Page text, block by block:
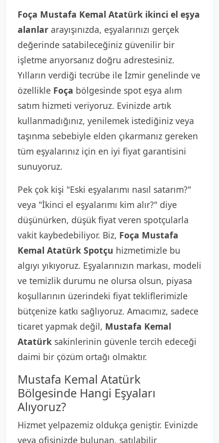
Foça Mustafa Kemal Atatürk ikinci el eşya
alanlar arayışınızda, eşyalarınızı gerçek
değerinde satabileceğiniz güvenilir bir
işletme arıyorsanız doğru adrestesiniz.
Yılların verdiği tecrübe ile İzmir genelinde ve
özellikle Foça bölgesinde spot eşya alım
satım hizmeti veriyoruz. Evinizde artık
kullanmadığınız, yenilemek istediğiniz veya
taşınma sebebiyle elden çıkarmanız gereken
tüm eşyalarınız için en iyi fiyat garantisini
sunuyoruz.
Pek çok kişi "Eski eşyalarımı nasıl satarım?"
veya "İkinci el eşyalarımı kim alır?" diye
düşünürken, düşük fiyat veren spotçularla
vakit kaybedebiliyor. Biz, Foça Mustafa
Kemal Atatürk Spotçu hizmetimizle bu
algıyı yıkıyoruz. Eşyalarınızın markası, modeli
ve temizlik durumu ne olursa olsun, piyasa
koşullarının üzerindeki fiyat tekliflerimizle
bütçenize katkı sağlıyoruz. Amacımız, sadece
ticaret yapmak değil, Mustafa Kemal
Atatürk sakinlerinin güvenle tercih edeceği
daimi bir çözüm ortağı olmaktır.
Mustafa Kemal Atatürk
Bölgesinde Hangi Eşyaları
Alıyoruz?
Hizmet yelpazemiz oldukça geniştir. Evinizde
veya ofisinizde bulunan, satılabilir